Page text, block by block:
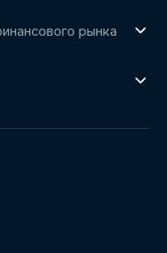
рынка